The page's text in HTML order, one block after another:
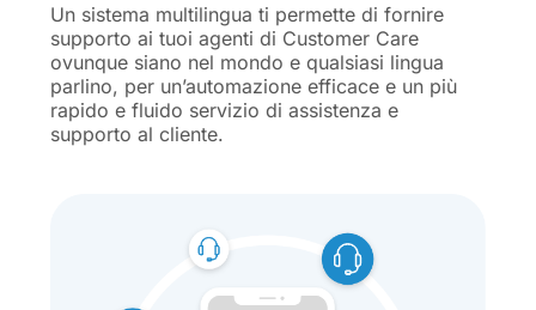
Un sistema multilingua ti permette di fornire
supporto ai tuoi agenti di Customer Care
ovunque siano nel mondo e qualsiasi lingua
parlino, per un’automazione efficace e un più
rapido e fluido servizio di assistenza e
supporto al cliente.